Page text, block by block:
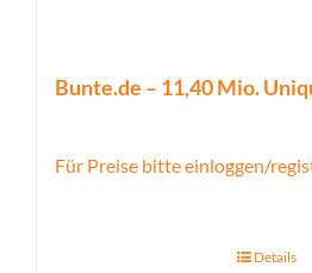
Bunte.de – 11,40 Mio.
Für Preise bitte einloggen/
Details